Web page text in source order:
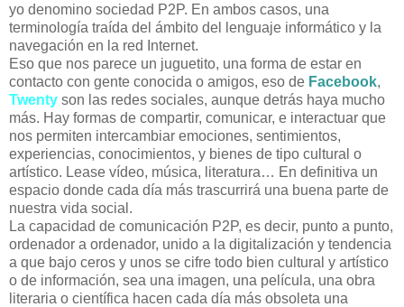
yo denomino sociedad P2P. En ambos casos, una
terminología traída del ámbito del lenguaje informático y la
navegación en la red Internet.
Eso que nos parece un juguetito, una forma de estar en
contacto con gente conocida o amigos, eso de Facebook,
Twenty son las redes sociales, aunque detrás haya mucho
más. Hay formas de compartir, comunicar, e interactuar que
nos permiten intercambiar emociones, sentimientos,
experiencias, conocimientos, y bienes de tipo cultural o
artístico. Lease vídeo, música, literatura… En definitiva un
espacio donde cada día más trascurrirá una buena parte de
nuestra vida social.
La capacidad de comunicación P2P, es decir, punto a punto,
ordenador a ordenador, unido a la digitalización y tendencia
a que bajo ceros y unos se cifre todo bien cultural y artístico
o de información, sea una imagen, una película, una obra
literaria o científica hacen cada día más obsoleta una